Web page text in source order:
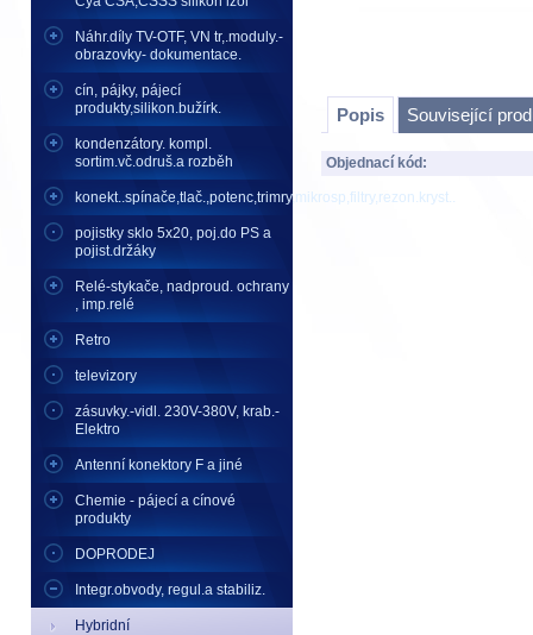
Náhr.díly TV-OTF, VN tr,.moduly.-
obrazovky- dokumentace.
cín, pájky, pájecí
produkty,silikon.bužírk.
kondenzátory. kompl.
sortim.vč.odruš.a rozběh
konekt..spínače,tlač.,potenc,trimry,mikrosp,filtry,rezon.kryst..
pojistky sklo 5x20, poj.do PS a
pojist.držáky
Relé-stykače, nadproud. ochrany
, imp.relé
Retro
televizory
zásuvky.-vidl. 230V-380V, krab.-
Elektro
Antenní konektory F a jiné
Chemie - pájecí a cínové
produkty
DOPRODEJ
Integr.obvody, regul.a stabiliz.
Hybridní
Popis Související
Objednací kód: